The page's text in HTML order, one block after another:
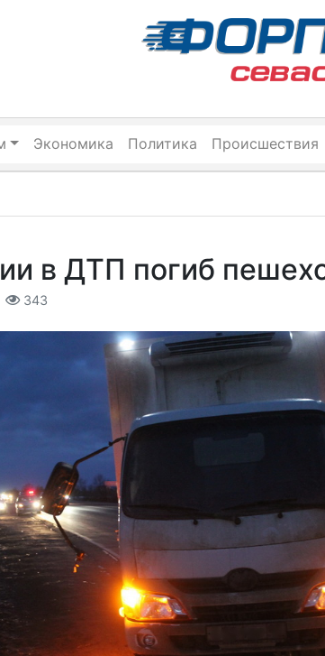
Экономика Политика Происшествия
в ДТП погиб
343